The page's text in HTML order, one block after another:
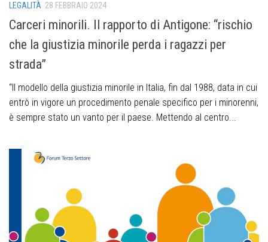
LEGALITÀ 28 FEBBRAIO 2024
Carceri minorili. Il rapporto di Antigone: “rischio
che la giustizia minorile perda i ragazzi per
strada”
“Il modello della giustizia minorile in Italia, fin dal 1988, data in cui
entrò in vigore un procedimento penale specifico per i minorenni,
è sempre stato un vanto per il paese. Mettendo al centro...